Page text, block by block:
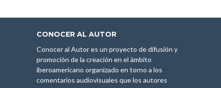
CONOCER AL AUTOR
Conocer al Autor es un proyecto de difusión y
promoción de la creación en el ámbito
iberoamericano organizado en torno a los
comentarios audiovisuales que los autores